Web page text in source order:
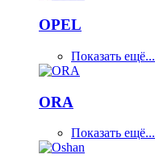
OPEL
Показать ещё...
ORA
Показать ещё...